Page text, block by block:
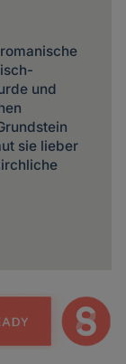
und
sie lieber